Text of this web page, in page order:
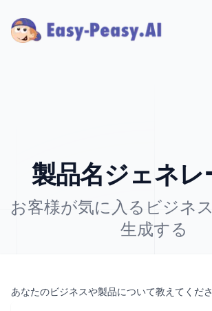
製品名ジェネレ
お客様が気に入るビジネ
生成する
あなたのビジネスや製品について教えてくだ